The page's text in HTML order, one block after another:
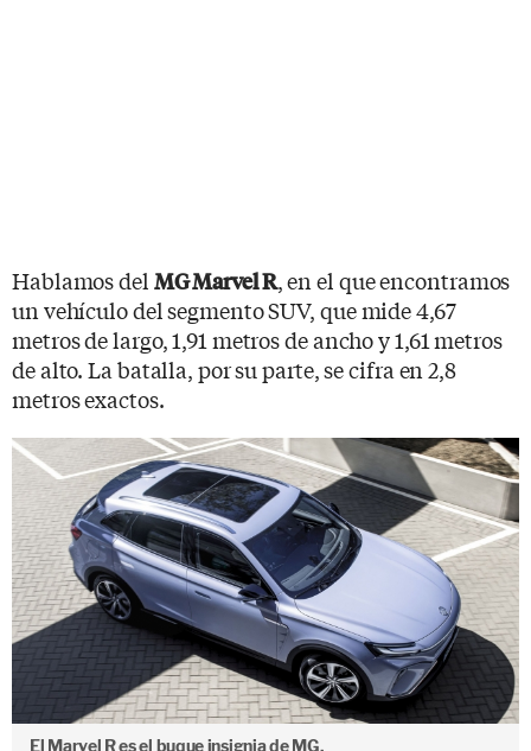
Hablamos del MG Marvel R, en el que encontramos
un vehículo del segmento SUV, que mide 4,67
metros de largo, 1,91 metros de ancho y 1,61 metros
de alto. La batalla, por su parte, se cifra en 2,8
metros exactos.
El Marvel R es el buque insignia de MG.